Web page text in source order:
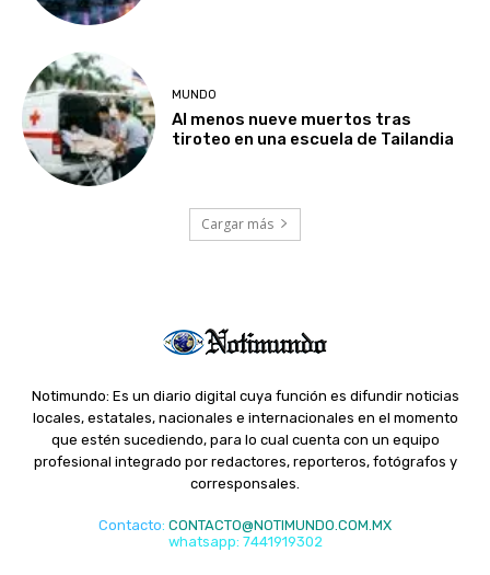
MUNDO
Al menos nueve muertos tras
tiroteo en una escuela de Tailandia
Cargar más
Notimundo: Es un diario digital cuya función es difundir noticias
locales, estatales, nacionales e internacionales en el momento
que estén sucediendo, para lo cual cuenta con un equipo
profesional integrado por redactores, reporteros, fotógrafos y
corresponsales.
Contacto: CONTACTO@NOTIMUNDO.COM.MX
whatsapp: 7441919302